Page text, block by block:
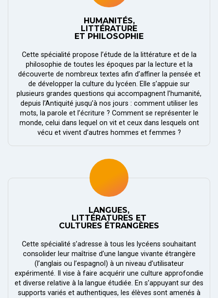
HUMANITÉS,
LITTÉRATURE
ET PHILOSOPHIE
Cette spécialité propose l’étude de la littérature et de la
philosophie de toutes les époques par la lecture et la
découverte de nombreux textes afin d’affiner la pensée et
de développer la culture du lycéen. Elle s’appuie sur
plusieurs grandes questions qui accompagnent l’humanité,
depuis l’Antiquité jusqu’à nos jours : comment utiliser les
mots, la parole et l’écriture ? Comment se représenter le
monde, celui dans lequel on vit et ceux dans lesquels ont
vécu et vivent d’autres hommes et femmes ?
LANGUES,
LITTÉRATURES ET
CULTURES ÉTRANGÈRES
Cette spécialité s’adresse à tous les lycéens souhaitant
consolider leur maîtrise d’une langue vivante étrangère
(l’anglais ou l’espagnol) à un niveau d’utilisateur
expérimenté. Il vise à faire acquérir une culture approfondie
et diverse relative à la langue étudiée. En s’appuyant sur des
supports variés et authentiques, les élèves sont amenés à